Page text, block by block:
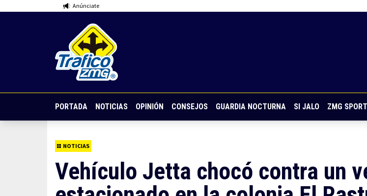
Anúnciate
PORTADA NOTICIAS OPINIÓN CONSEJOS GUARDIA NOCTURNA SI JALO ZMG
NOTICIAS
Vehículo Jetta chocó contra un